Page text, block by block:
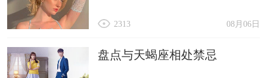
08月06日
2313
盘点与天蝎座相处禁忌